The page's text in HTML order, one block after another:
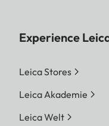
Experience
Leica Stores
Leica Akademie
Leica Welt